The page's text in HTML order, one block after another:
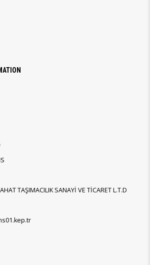
TAŞIMACILIK SANAYİ VE TİCARET L.T.D